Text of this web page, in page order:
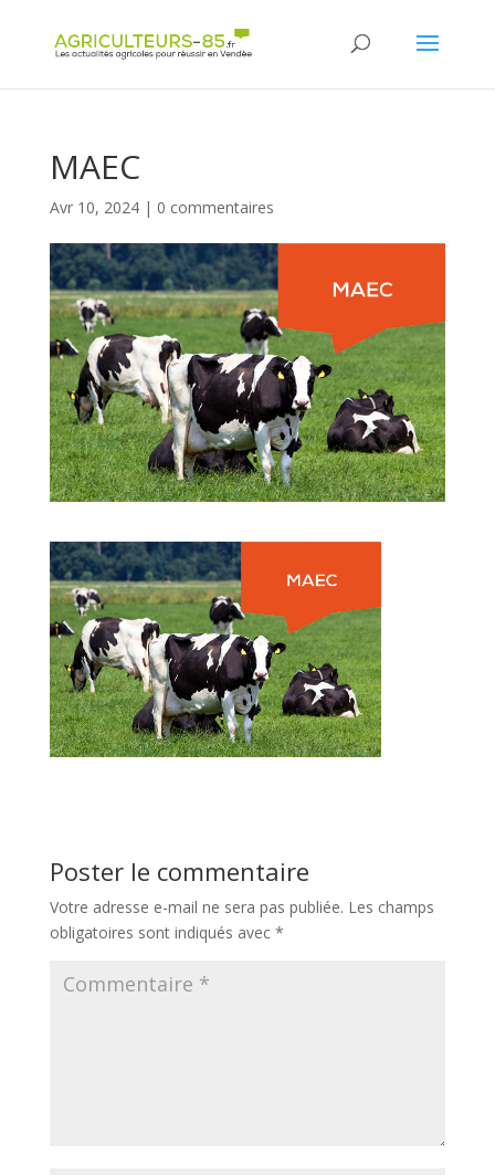
MAEC
Avr 10, 2024| 0 commentaires
Poster le commentaire
Votre adresse e-mail ne sera pas publiée. Les champs
obligatoires sont indiqués avec *